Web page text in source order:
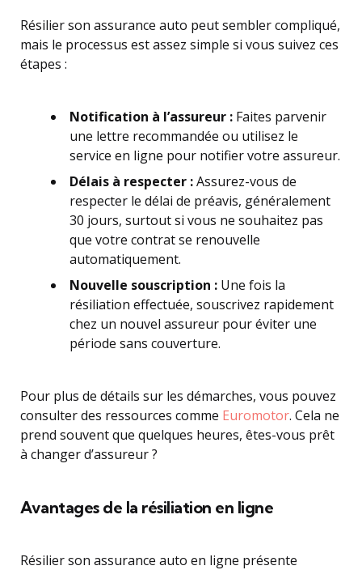
Résilier son assurance auto peut sembler compliqué,
mais le processus est assez simple si vous suivez ces
étapes :
Notification à l’assureur : Faites parvenir
une lettre recommandée ou utilisez le
service en ligne pour notifier votre assureur.
Délais à respecter :Assurez-vous de
respecter le délai de préavis, généralement
30 jours, surtout si vous ne souhaitez pas
que votre contrat se renouvelle
automatiquement.
Nouvelle souscription : Une fois la
résiliation effectuée, souscrivez rapidement
chez un nouvel assureur pour éviter une
période sans couverture.
Pour plus de détails sur les démarches, vous pouvez
consulter des ressources comme Euromotor. Cela ne
prend souvent que quelques heures, êtes-vous prêt
à changer d’assureur ?
Avantages de la résiliation en ligne
Résilier son assurance auto en ligne présente